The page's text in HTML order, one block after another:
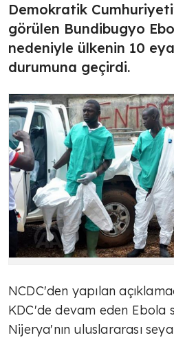
Demokratik
görülen Bundibugyo
nedeniyle ülkenin 10
durumuna geçirdi.
NCDC'den yapılan
KDC'de devam eden Ebola
Nijerya'nın uluslararası